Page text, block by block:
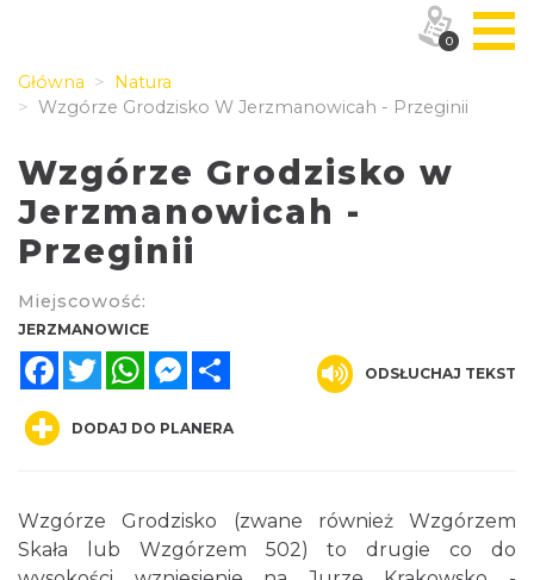
Główna
Natura
Wzgórze Grodzisko W Jerzmanowicah - Przeginii
Wzgórze Grodzisko w
Jerzmanowicah -
Przeginii
Miejscowość:
JERZMANOWICE
FacebookTwitterWhatsAppMessenger
ODSŁUCHAJ TEKST
DODAJ DO PLANERA
Wzgórze Grodzisko (zwane również Wzgórzem
Skała lub Wzgórzem 502) to drugie co do
0